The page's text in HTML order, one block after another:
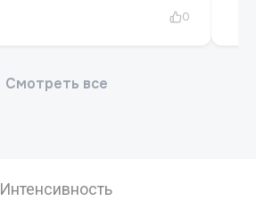
Интенсивность